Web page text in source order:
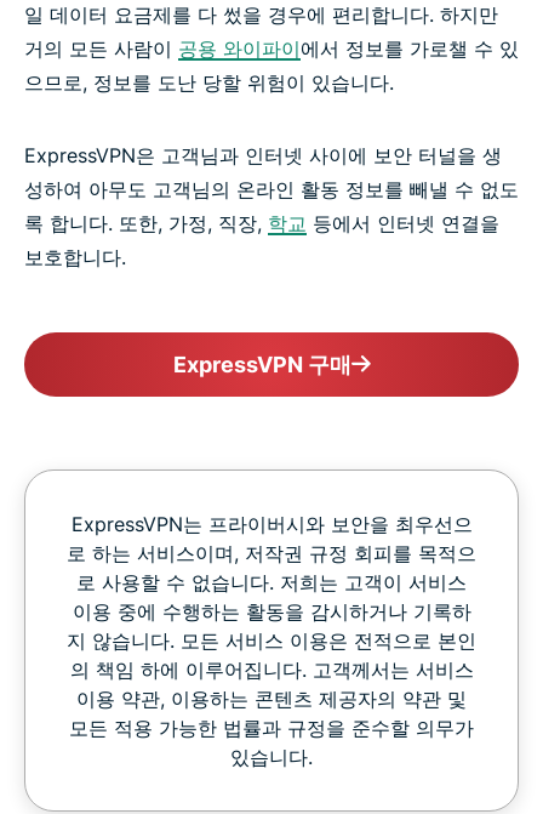
일 데이터 요금제를 다 썼을 경우에 편리합니다. 하지만
거의 모든 사람이 공용 와이파이에서 정보를 가로챌 수 있
으므로, 정보를 도난 당할 위험이 있습니다.
ExpressVPN은 고객님과 인터넷 사이에 보안 터널을 생
성하여 아무도 고객님의 온라인 활동 정보를 빼낼 수 없도
록 합니다. 또한, 가정, 직장, 학교 등에서 인터넷 연결을
보호합니다.
ExpressVPN 구매
ExpressVPN는 프라이버시와 보안을 최우선으
로 하는 서비스이며, 저작권 규정 회피를 목적으
로 사용할 수 없습니다. 저희는 고객이 서비스
이용 중에 수행하는 활동을 감시하거나 기록하
지 않습니다. 모든 서비스 이용은 전적으로 본인
의 책임 하에 이루어집니다. 고객께서는 서비스
이용 약관, 이용하는 콘텐츠 제공자의 약관 및
모든 적용 가능한 법률과 규정을 준수할 의무가
있습니다.